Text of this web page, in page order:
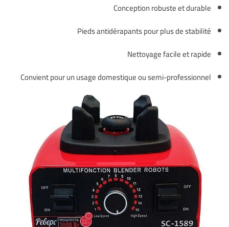
Conception robuste et durable
Pieds antidérapants pour plus de stabilité
Nettoyage facile et rapide
Convient pour un usage domestique ou semi-professionnel